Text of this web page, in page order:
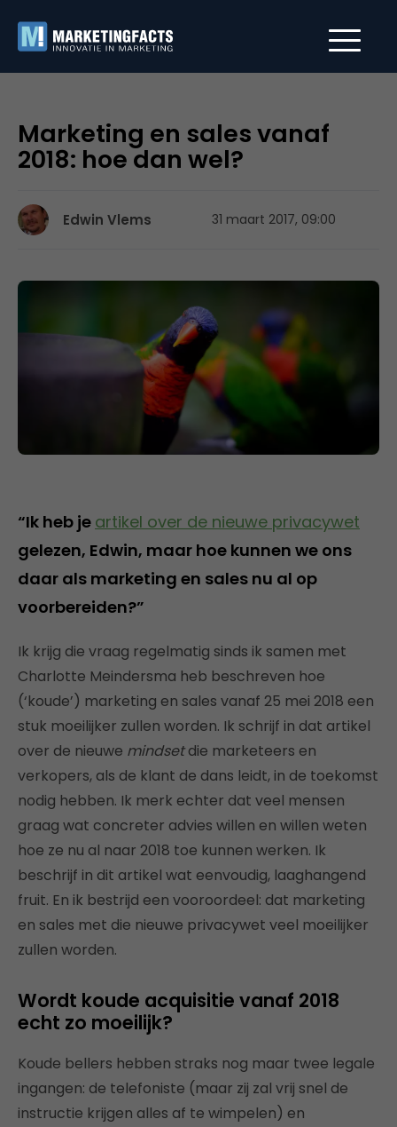
Marketing en sales vanaf
2018: hoe dan wel?
Edwin Vlems 31 maart 2017, 09:00
“Ik heb je artikel over de nieuwe privacywet
gelezen, Edwin, maar hoe kunnen we ons
daar als marketing en sales nu al op
voorbereiden?”
Ik krijg die vraag regelmatig sinds ik samen met
Charlotte Meindersma heb beschreven hoe
(‘koude’) marketing en sales vanaf 25 mei 2018 een
stuk moeilijker zullen worden. Ik schrijf in dat artikel
over de nieuwe mindsetdie marketeers en
verkopers, als de klant de dans leidt, in de toekomst
nodig hebben. Ik merk echter dat veel mensen
graag wat concreter advies willen en willen weten
hoe ze nu al naar 2018 toe kunnen werken. Ik
beschrijf in dit artikel wat eenvoudig, laaghangend
fruit. En ik bestrijd een vooroordeel: dat marketing
en sales met die nieuwe privacywet veel moeilijker
zullen worden.
Wordt koude acquisitie vanaf 2018
echt zo moeilijk?
Koude bellers hebben straks nog maar twee legale
ingangen: de telefoniste (maar zij zal vrij snel de
instructie krijgen alles af te wimpelen) en